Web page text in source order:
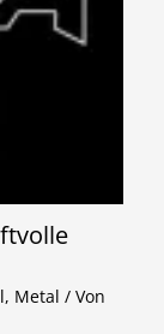
, Metal / Von